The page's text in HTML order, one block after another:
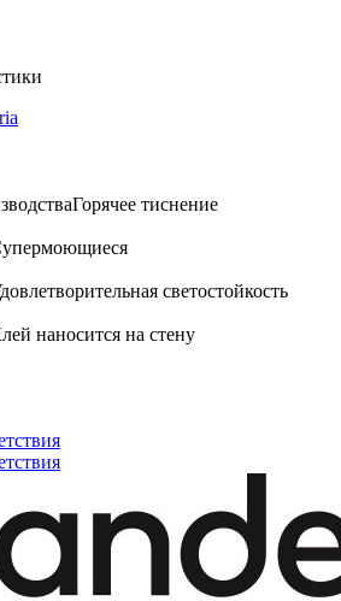
Горячее тиснение
светостойкость
наносится на стену